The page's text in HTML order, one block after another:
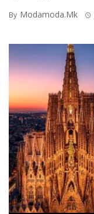
By Modamoda.mk